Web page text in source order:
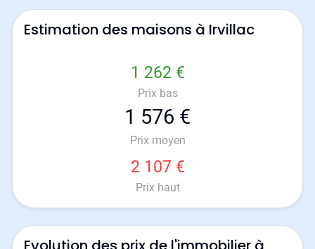
Estimation des maisons à Irvillac
1 262 €
Prix bas
1 576 €
Prix moyen
2 107 €
Prix haut